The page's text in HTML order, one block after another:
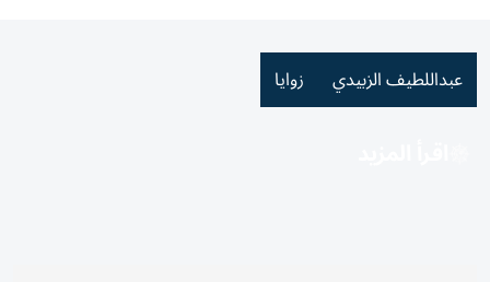
عبداللطيف الزبيدي زوايا